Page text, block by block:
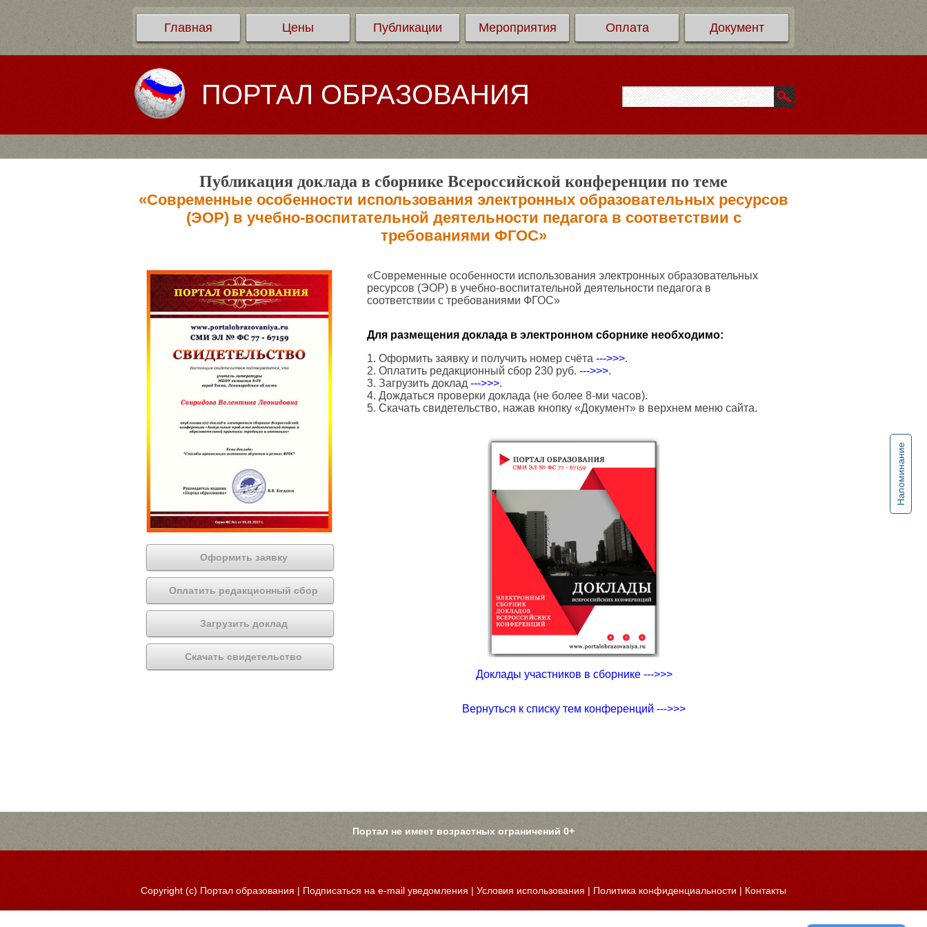
Главная Цены Публикации Мероприятия Оплата Документ
ПОРТАЛ ОБРАЗОВАНИЯ
Напоминание
Публикация доклада в сборнике Всероссийской конференции по теме
«Современные особенности использования электронных образовательных ресурсов
(ЭОР) в учебно-воспитательной деятельности педагога в соответствии с
требованиями ФГОС»
Оформить заявку
Оплатить редакционный сбор
Загрузить доклад
Скачать свидетельство
«Современные особенности использования электронных образовательных
ресурсов (ЭОР) в учебно-воспитательной деятельности педагога в
соответствии с требованиями ФГОС»
Для размещения доклада в электронном сборнике необходимо:
1. Оформить заявку и получить номер счёта --->>>.
2. Оплатить редакционный сбор 230 руб. --->>>.
3. Загрузить доклад --->>>.
4. Дождаться проверки доклада (не более 8-ми часов).
5. Скачать свидетельство, нажав кнопку «Документ» в верхнем меню сайта.
Доклады участников в сборнике --->>>
Вернуться к списку тем конференций --->>>
Портал не имеет возрастных ограничений 0+
Copyright (c) Портал образования | Подписаться на e-mail уведомления |Условия использования | Политика конфиденциальности| Контакты